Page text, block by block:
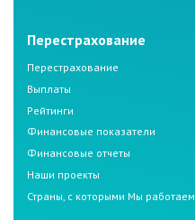
Перестрахование
Перестрахование
Выплаты
Рейтинги
Финансовые показатели
Финансовые отчеты
Наши проекты
Страны, с которыми Мы работаем